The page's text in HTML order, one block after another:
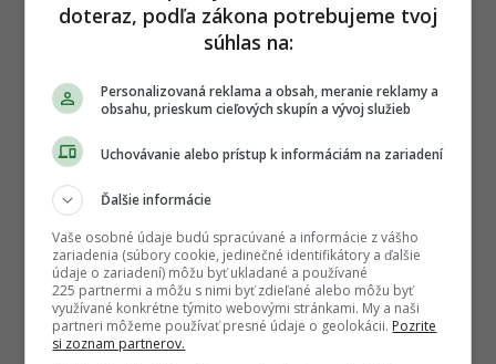
Po otvorení kliknite na hviezdičku★Sledovať
doteraz, podľa zákona potrebujeme tvoj
súhlas na:
Personalizovaná reklama a obsah, meranie reklamy a
obsahu, prieskum cieľových skupín a vývoj služieb
Uchovávanie alebo prístup k informáciám na zariadení
Ďalšie informácie
Vaše osobné údaje budú spracúvané a informácie z vášho
zariadenia (súbory cookie, jedinečné identifikátory a ďalšie
údaje o zariadení) môžu byť ukladané a používané
225 partnermi a môžu s nimi byť zdieľané alebo môžu byť
využívané konkrétne týmito webovými stránkami. My a naši
partneri môžeme používať presné údaje o geolokácii. Pozrite
si zoznam partnerov.